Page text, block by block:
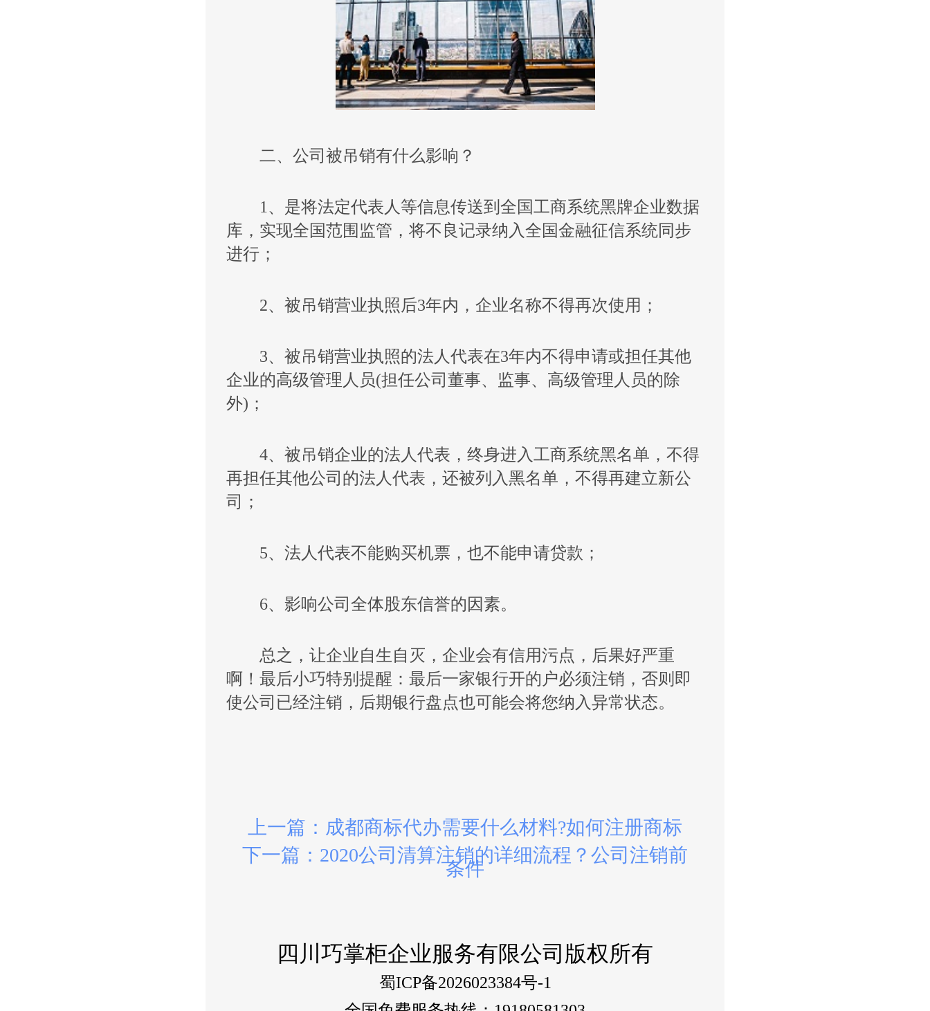
二、公司被吊销有什么影响？
1、是将法定代表人等信息传送到全国工商系统黑牌企业数据
库，实现全国范围监管，将不良记录纳入全国金融征信系统同步
进行；
2、被吊销营业执照后3年内，企业名称不得再次使用；
3、被吊销营业执照的法人代表在3年内不得申请或担任其他
企业的高级管理人员(担任公司董事、监事、高级管理人员的除
外)；
4、被吊销企业的法人代表，终身进入工商系统黑名单，不得
再担任其他公司的法人代表，还被列入黑名单，不得再建立新公
司；
5、法人代表不能购买机票，也不能申请贷款；
6、影响公司全体股东信誉的因素。
总之，让企业自生自灭，企业会有信用污点，后果好严重
啊！最后小巧特别提醒：最后一家银行开的户必须注销，否则即
使公司已经注销，后期银行盘点也可能会将您纳入异常状态。
上一篇：成都商标代办需要什么材料?如何注册商标
下一篇：2020公司清算注销的详细流程？公司注销前
条件
四川巧掌柜企业服务有限公司版权所有
蜀ICP备2026023384号-1